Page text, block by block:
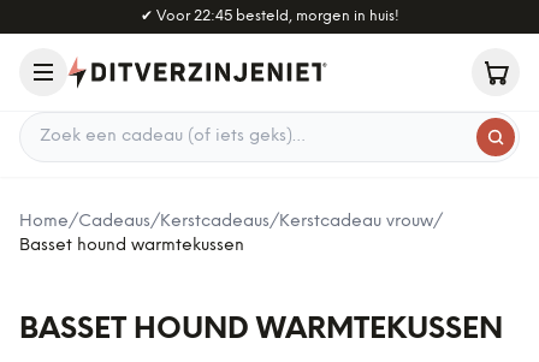
Naar hoofdinhoud
✔ Voor 22:45 besteld, morgen in huis!
Zoek een cadeau
Home/Cadeaus/Kerstcadeaus/Kerstcadeau vrouw/
Basset hound warmtekussen
BASSET HOUND WARMTEKUSSEN